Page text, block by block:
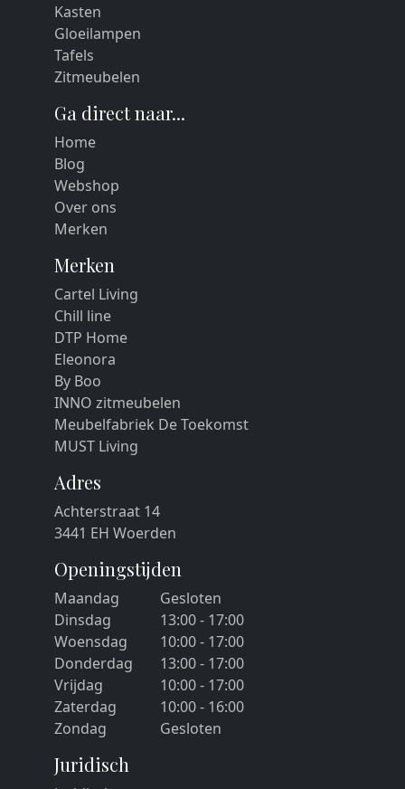
Kasten
Gloeilampen
Tafels
Zitmeubelen
Ga direct naar...
Home
Blog
Webshop
Over ons
Merken
Merken
Cartel Living
Chill line
DTP Home
Eleonora
By Boo
INNO zitmeubelen
Meubelfabriek De Toekomst
MUST Living
Adres
Achterstraat 14
3441 EH Woerden
Openingstijden
Maandag
Gesloten
Dinsdag
13:00 - 17:00
Woensdag
10:00 - 17:00
Donderdag
13:00 - 17:00
Vrijdag
10:00 - 17:00
Zaterdag
10:00 - 16:00
Zondag
Gesloten
Juridisch